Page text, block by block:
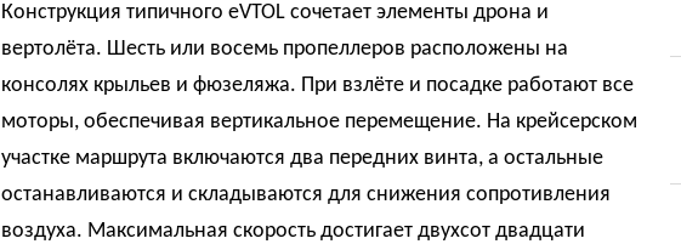
Конструкция типичного eVTOL сочетает элементы дрона и
вертолёта. Шесть или восемь пропеллеров расположены на
консолях крыльев и фюзеляжа. При взлёте и посадке работают все
моторы, обеспечивая вертикальное перемещение. На крейсерском
участке маршрута включаются два передних винта, а остальные
останавливаются и складываются для снижения сопротивления
воздуха. Максимальная скорость достигает двухсот двадцати